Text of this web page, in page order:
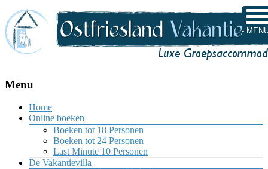
Menu
Skip
content
Home
Online boeken
Boeken tot 18 Personen
Boeken tot 24 Personen
Last Minute 10 Personen
De Vakantievilla
-